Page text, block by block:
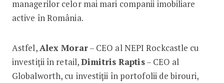
managerilor celor mai mari companii imobiliare
active în România.
Astfel,Alex Morar– CEO al NEPI Rockcastle cu
investiții în retail,Dimitris Raptis– CEO al
Globalworth, cu investiții în portofolii de birouri,